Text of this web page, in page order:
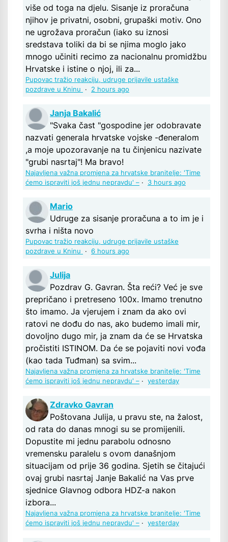
više od toga na djelu. Sisanje iz proračuna
njihov je privatni, osobni, grupaški motiv. Ono
ne ugrožava proračun (iako su iznosi
sredstava toliki da bi se njima moglo jako
mnogo učiniti recimo za nacionalnu promidžbu
Hrvatske i istine o njoj, ili za...
Pupovac tražio reakciju, udruge prijavile ustaške
pozdrave u Kninu
· 2 hours ago
Janja Bakalić
"Svaka čast "gospodine jer odobravate
nazvati generala hrvatske vojske -đeneralom
,a moje upozoravanje na tu činjenicu nazivate
"grubi nasrtaj"! Ma bravo!
Najavljena važna promjena za hrvatske branitelje: 'Time
ćemo ispraviti još jednu nepravdu' – · 3 hours ago
Mario
Udruge za sisanje proračuna a to im je i
svrha i ništa novo
Pupovac tražio reakciju, udruge prijavile ustaške
pozdrave u Kninu
· 6 hours ago
Julija
Pozdrav G. Gavran. Šta reći? Već je sve
prepričano i pretreseno 100x. Imamo trenutno
što imamo. Ja vjerujem i znam da ako ovi
ratovi ne dođu do nas, ako budemo imali mir,
dovoljno dugo mir, ja znam da će se Hrvatska
pročistiti ISTINOM. Da će se pojaviti novi vođa
(kao tada Tuđman) sa svim...
Najavljena važna promjena za hrvatske branitelje: 'Time
ćemo ispraviti još jednu nepravdu' – · yesterday
Zdravko Gavran
Poštovana Julija, u pravu ste, na žalost,
od rata do danas mnogi su se promijenili.
Dopustite mi jednu parabolu odnosno
vremensku paralelu s ovom današnjom
situacijam od prije 36 godina. Sjetih se čitajući
ovaj grubi nasrtaj Janje Bakalić na Vas prve
sjednice Glavnog odbora HDZ-a nakon
izbora...
Najavljena važna promjena za hrvatske branitelje: 'Time
ćemo ispraviti još jednu nepravdu' – · yesterday